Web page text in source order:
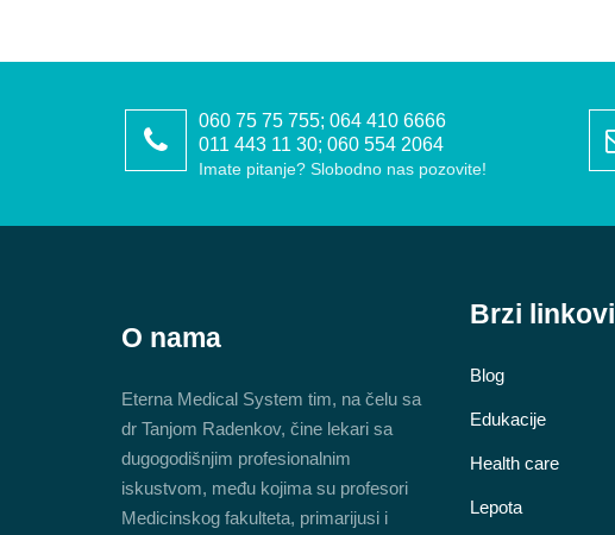
060 75 75 755; 064 410 6666
011 443 11 30; 060 554 2064
Imate pitanje? Slobodno nas pozovite!
O nama
Eterna Medical System tim, na čelu sa
dr Tanjom Radenkov, čine lekari sa
dugogodišnjim profesionalnim
iskustvom, među kojima su profesori
Medicinskog fakulteta, primarijusi i
Brzi linkovi
Blog
Edukacije
Health care
Lepota